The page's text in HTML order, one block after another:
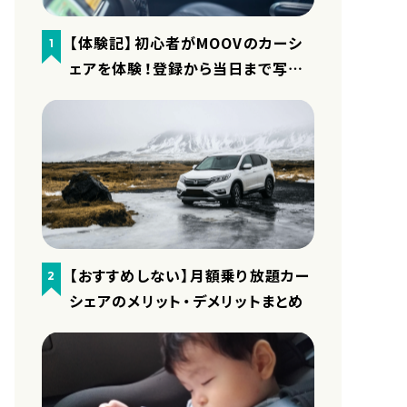
1
【体験記】初心者がMOOVのカーシ
ェアを体験！登録から当日まで写真
2
【おすすめしない】月額乗り放題カー
シェアのメリット・デメリットまとめ